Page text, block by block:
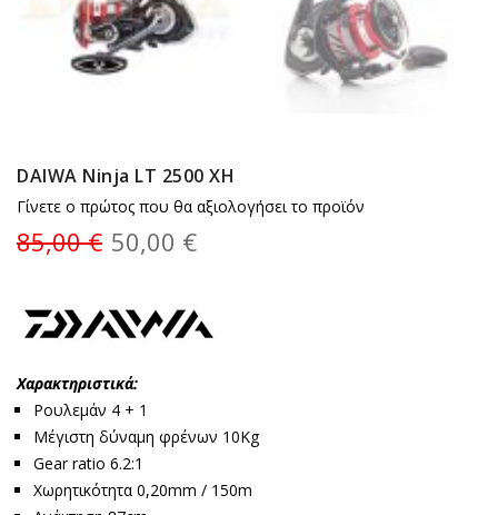
DAIWA Ninja LT 2500 XH
Γίνετε ο πρώτος που θα αξιολογήσει το προϊόν
50,00 €
85,00 €
Χαρακτηριστικά:
Ρουλεμάν 4 + 1
Μέγιστη δύναμη φρένων 10Kg
Gear ratio 6.2:1
Χωρητικότητα 0,20mm / 150m